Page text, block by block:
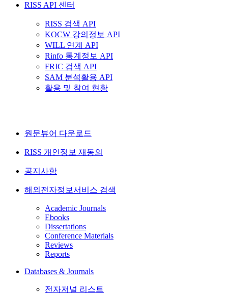
RISS API 센터
RISS 검색 API
KOCW 강의정보 API
WILL 연계 API
Rinfo 통계정보 API
FRIC 검색 API
SAM 분석활용 API
활용 및 참여 현황
원문뷰어 다운로드
RISS 개인정보 재동의
공지사항
해외전자정보서비스 검색
Academic Journals
Ebooks
Dissertations
Conference Materials
Reviews
Reports
Databases & Journals
전자저널 리스트